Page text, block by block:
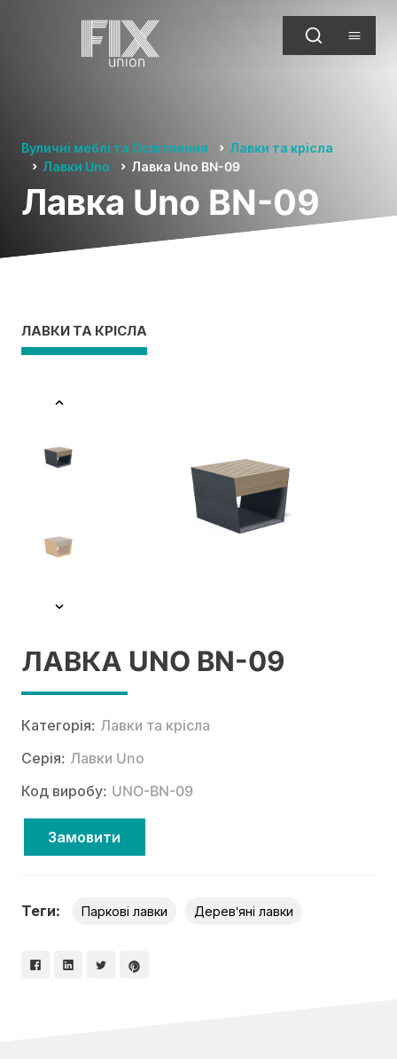
Вуличні меблі та Освітлення
Лавки та крісла
Лавки Uno
Лавка Uno BN-09
Лавка Uno BN-09
ЛАВКИ ТА КРІСЛА
ЛАВКА UNO BN-09
Категорія: Лавки та крісла
Серія: Лавки Uno
Код виробу: UNO-BN-09
Замовити
Теги: Паркові лавки Дерев'яні лавки